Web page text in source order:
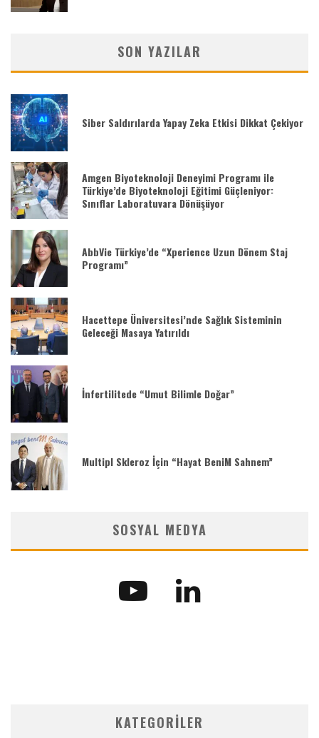
SON YAZILAR
Siber Saldırılarda Yapay Zeka Etkisi Dikkat Çekiyor
Amgen Biyoteknoloji Deneyimi Programı ile
Türkiye’de Biyoteknoloji Eğitimi Güçleniyor:
Sınıflar Laboratuvara Dönüşüyor
AbbVie Türkiye’de “Xperience Uzun Dönem Staj
Programı”
Hacettepe Üniversitesi’nde Sağlık Sisteminin
Geleceği Masaya Yatırıldı
İnfertilitede “Umut Bilimle Doğar”
Multipl Skleroz İçin “Hayat BeniM Sahnem”
SOSYAL MEDYA
KATEGORILER